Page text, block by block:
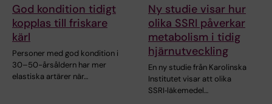
God kondition tidigt
kopplas till friskare
kärl
Personer med god kondition i
30–50-årsåldern har mer
elastiska artärer när…
Ny studie visar hur
olika SSRI påverkar
metabolism i tidig
hjärnutveckling
En ny studie från Karolinska
Institutet visar att olika
SSRI‑läkemedel…